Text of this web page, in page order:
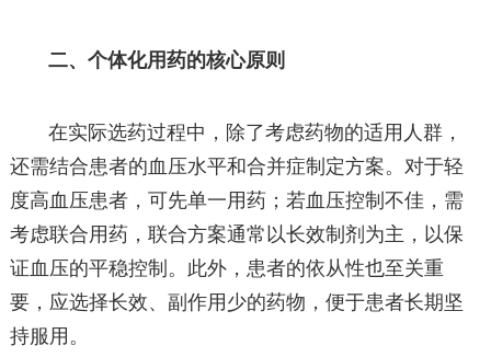
二、个体化用药的核心原则
在实际选药过程中，除了考虑药物的适用人群，
还需结合患者的血压水平和合并症制定方案。对于轻
度高血压患者，可先单一用药；若血压控制不佳，需
考虑联合用药，联合方案通常以长效制剂为主，以保
证血压的平稳控制。此外，患者的依从性也至关重
要，应选择长效、副作用少的药物，便于患者长期坚
持服用。